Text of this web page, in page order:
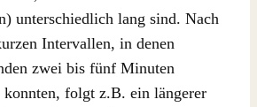
unterschiedlich lang sind. Nach
Intervallen, in denen
zwei bis fünf Minuten
konnten, folgt z.B. ein längerer